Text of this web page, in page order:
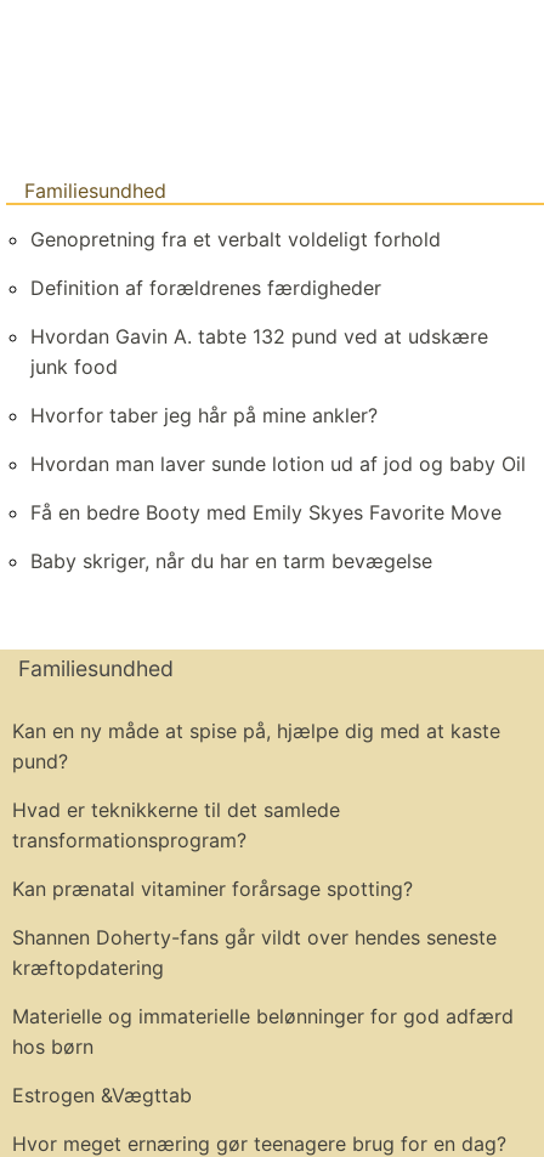
Familiesundhed
Genopretning fra et verbalt voldeligt forhold
Definition af forældrenes færdigheder
Hvordan Gavin A. tabte 132 pund ved at udskære
junk food
Hvorfor taber jeg hår på mine ankler?
Hvordan man laver sunde lotion ud af jod og baby Oil
Få en bedre Booty med Emily Skyes Favorite Move
Baby skriger, når du har en tarm bevægelse
Familiesundhed
Kan en ny måde at spise på, hjælpe dig med at kaste
pund?
Hvad er teknikkerne til det samlede
transformationsprogram?
Kan prænatal vitaminer forårsage spotting?
Shannen Doherty-fans går vildt over hendes seneste
kræftopdatering
Materielle og immaterielle belønninger for god adfærd
hos børn
Estrogen &Vægttab
Hvor meget ernæring gør teenagere brug for en dag?